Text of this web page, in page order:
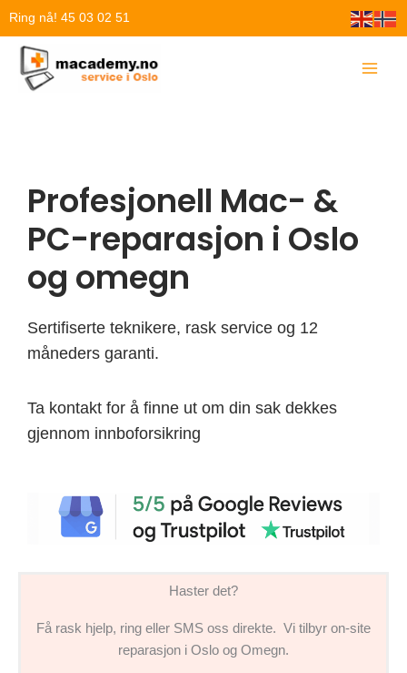
Hopp
innholdet
Ring nå! 45 03 02 51
Profesjonell Mac- &
PC-reparasjon i Oslo
og omegn
Sertifiserte teknikere, rask service og 12
måneders garanti.
Ta kontakt for å finne ut om din sak dekkes
gjennom innboforsikring
Haster det?
Få rask hjelp, ring eller SMS oss direkte. Vi tilbyr on-site
reparasjon i Oslo og Omegn.